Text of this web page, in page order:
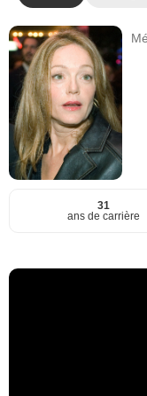
31
ans de carrière